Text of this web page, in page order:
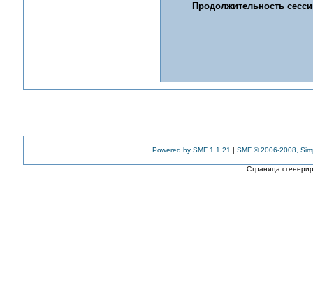
Продолжительность
Powered by SMF 1.1.21 | SMF © 2006-2008,
Страница